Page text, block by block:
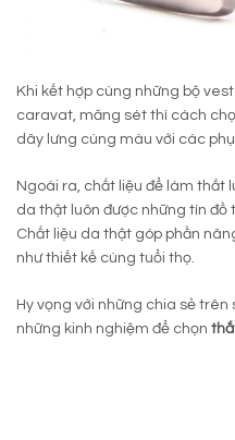
Khi kết hợp cùng những bộ
caravat, măng sét thì cách
dây lưng cùng màu với các
Ngoài ra, chất liệu để làm thắt
da thật luôn được những tín
Chất liệu da thật góp phần
như thiết kế cùng tuổi thọ.
Hy vọng với những chia sẻ
những kinh nghiệm để chọn